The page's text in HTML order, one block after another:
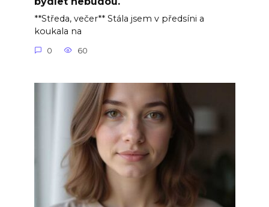
**Středa, večer** Stála jsem v předsíni a
koukala na
0 60